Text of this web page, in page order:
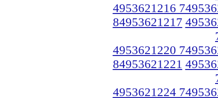
4953621216
84953621217
4953621220
84953621221
4953621224